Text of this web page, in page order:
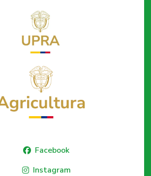
Facebook
Instagram